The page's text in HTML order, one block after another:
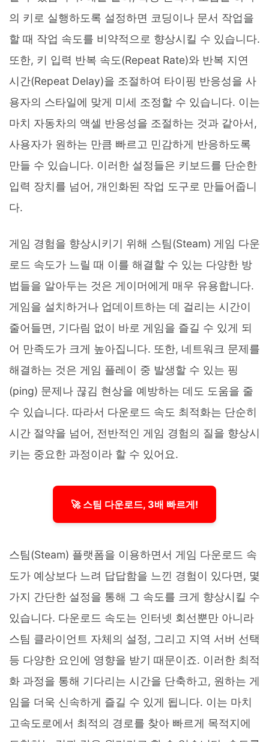
의 키로 실행하도록 설정하면 코딩이나 문서 작업을
할 때 작업 속도를 비약적으로 향상시킬 수 있습니다.
또한, 키 입력 반복 속도(Repeat Rate)와 반복 지연
시간(Repeat Delay)을 조절하여 타이핑 반응성을 사
용자의 스타일에 맞게 미세 조정할 수 있습니다. 이는
마치 자동차의 액셀 반응성을 조절하는 것과 같아서,
사용자가 원하는 만큼 빠르고 민감하게 반응하도록
만들 수 있습니다. 이러한 설정들은 키보드를 단순한
입력 장치를 넘어, 개인화된 작업 도구로 만들어줍니
다.
게임 경험을 향상시키기 위해 스팀(Steam) 게임 다운
로드 속도가 느릴 때 이를 해결할 수 있는 다양한 방
법들을 알아두는 것은 게이머에게 매우 유용합니다.
게임을 설치하거나 업데이트하는 데 걸리는 시간이
줄어들면, 기다림 없이 바로 게임을 즐길 수 있게 되
어 만족도가 크게 높아집니다. 또한, 네트워크 문제를
해결하는 것은 게임 플레이 중 발생할 수 있는 핑
(ping) 문제나 끊김 현상을 예방하는 데도 도움을 줄
수 있습니다. 따라서 다운로드 속도 최적화는 단순히
시간 절약을 넘어, 전반적인 게임 경험의 질을 향상시
키는 중요한 과정이라 할 수 있어요.
🚀 스팀 다운로드, 3배 빠르게!
스팀(Steam) 플랫폼을 이용하면서 게임 다운로드 속
도가 예상보다 느려 답답함을 느낀 경험이 있다면, 몇
가지 간단한 설정을 통해 그 속도를 크게 향상시킬 수
있습니다. 다운로드 속도는 인터넷 회선뿐만 아니라
스팀 클라이언트 자체의 설정, 그리고 지역 서버 선택
등 다양한 요인에 영향을 받기 때문이죠. 이러한 최적
화 과정을 통해 기다리는 시간을 단축하고, 원하는 게
임을 더욱 신속하게 즐길 수 있게 됩니다. 이는 마치
고속도로에서 최적의 경로를 찾아 빠르게 목적지에